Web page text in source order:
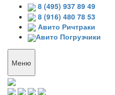
8 (495) 937 89 49
8 (916) 480 78 53
Авито Ричтраки
Авито Погрузчики
Меню